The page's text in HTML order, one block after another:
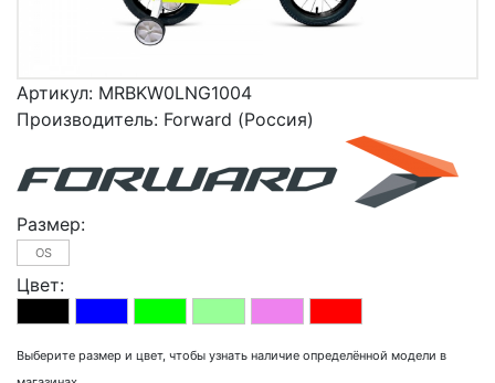
Артикул: MRBKW0LNG1004
Производитель: Forward (Россия)
Размер:
OS
Цвет:
Выберите размер и цвет, чтобы узнать наличие определённой модели в